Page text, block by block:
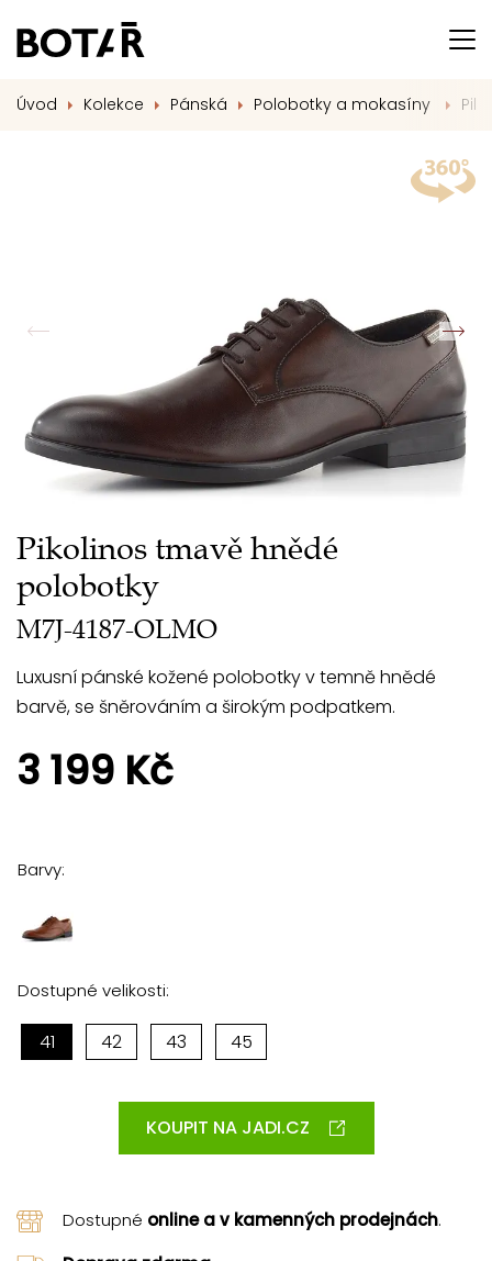
Úvod Kolekce Pánská Polobotky a mokasíny
Pikolinos tmavě hnědé
polobotky
M7J-4187-OLMO
Luxusní pánské kožené polobotky v temně hnědé
barvě, se šněrováním a širokým podpatkem.
3 199 Kč
Barvy:
Dostupné velikosti:
41 42 43 45
KOUPIT NA JADI.CZ
Dostupné online a v kamenných prodejnách.